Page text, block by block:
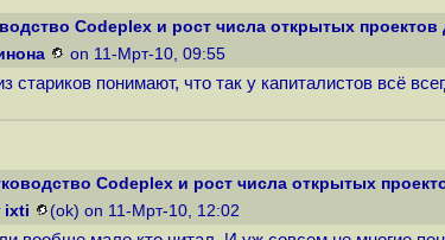
Codeplex и рост числа открытых проектов
on 11-Мрт-10, 09:55
стариков понимают, что так у капиталистов всё
Codeplex и рост числа открытых
ixti (ok) on 11-Мрт-10, 12:02